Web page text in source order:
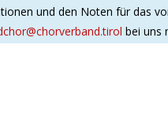
und den Noten für das
bei uns